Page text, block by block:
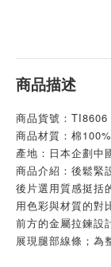
商品描述
商品貨號：TI8606
商品材質：棉
產地：日本企劃中
商品介紹：後鬆緊
後片選用質感挺括
用色彩與材質的對
前方的金屬拉鍊設
展現腿部線條；為